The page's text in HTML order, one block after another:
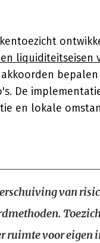
liquiditeitseisen
akkoorden
De
en lokale
van
ruimte voor eigen